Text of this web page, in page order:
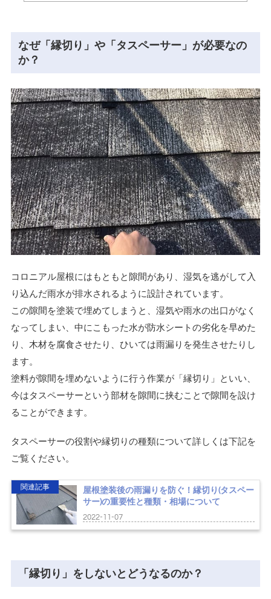
なぜ「縁切り」や「タスペーサー」が必要なの
か？
コロニアル屋根にはもともと隙間があり、湿気を逃がして入
り込んだ雨水が排水されるように設計されています。
この隙間を塗装で埋めてしまうと、湿気や雨水の出口がなく
なってしまい、中にこもった水が防水シートの劣化を早めた
り、木材を腐食させたり、ひいては雨漏りを発生させたりし
ます。
塗料が隙間を埋めないように行う作業が「縁切り」といい、
今はタスペーサーという部材を隙間に挟むことで隙間を設け
ることができます。
タスペーサーの役割や縁切りの種類について詳しくは下記を
ご覧ください。
関連記事
屋根塗装後の雨漏りを防ぐ！縁切り(タスペー
サー)の重要性と種類・相場について
2022-11-07
「縁切り」をしないとどうなるのか？